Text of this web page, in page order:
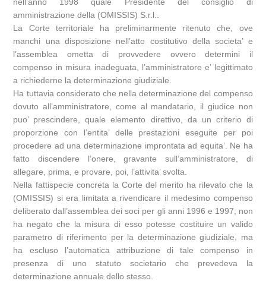
amministrazione della (OMISSIS) S.r.l..
La Corte territoriale ha preliminarmente ritenuto che, ove
manchi una disposizione nell’atto costitutivo della societa’ e
l’assemblea ometta di provvedere ovvero determini il
compenso in misura inadeguata, l’amministratore e’ legittimato
a richiederne la determinazione giudiziale.
Ha tuttavia considerato che nella determinazione del compenso
dovuto all’amministratore, come al mandatario, il giudice non
puo’ prescindere, quale elemento direttivo, da un criterio di
proporzione con l’entita’ delle prestazioni eseguite per poi
procedere ad una determinazione improntata ad equita’. Ne ha
fatto discendere l’onere, gravante sull’amministratore, di
allegare, prima, e provare, poi, l’attivita’ svolta.
Nella fattispecie concreta la Corte del merito ha rilevato che la
(OMISSIS) si era limitata a rivendicare il medesimo compenso
deliberato dall’assemblea dei soci per gli anni 1996 e 1997; non
ha negato che la misura di esso potesse costituire un valido
parametro di riferimento per la determinazione giudiziale, ma
ha escluso l’automatica attribuzione di tale compenso in
presenza di uno statuto societario che prevedeva la
determinazione annuale dello stesso.